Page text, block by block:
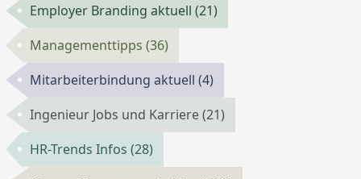
Employer Branding aktuell(21)
Managementtipps(36)
Mitarbeiterbindung aktuell(4)
Ingenieur Jobs und Karriere(21)
HR-Trends Infos(28)